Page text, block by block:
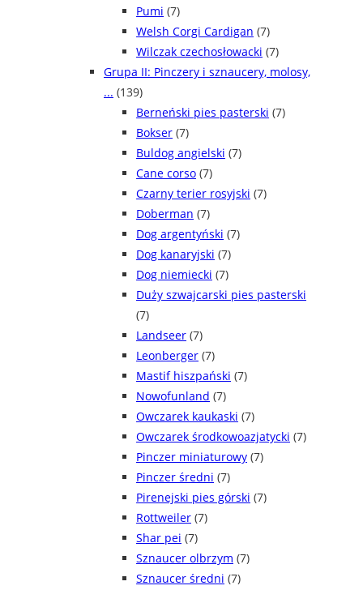
Pumi (7)
Welsh Corgi Cardigan (7)
Wilczak czechosłowacki (7)
Grupa II: Pinczery i sznaucery, molosy,
... (139)
Berneński pies pasterski (7)
Bokser (7)
Buldog angielski (7)
Cane corso (7)
Czarny terier rosyjski (7)
Doberman (7)
Dog argentyński (7)
Dog kanaryjski (7)
Dog niemiecki (7)
Duży szwajcarski pies pasterski
(7)
Landseer (7)
Leonberger (7)
Mastif hiszpański (7)
Nowofunland (7)
Owczarek kaukaski (7)
Owczarek środkowoazjatycki (7)
Pinczer miniaturowy (7)
Pinczer średni (7)
Pirenejski pies górski (7)
Rottweiler (7)
Shar pei (7)
Sznaucer olbrzym (7)
Sznaucer średni (7)